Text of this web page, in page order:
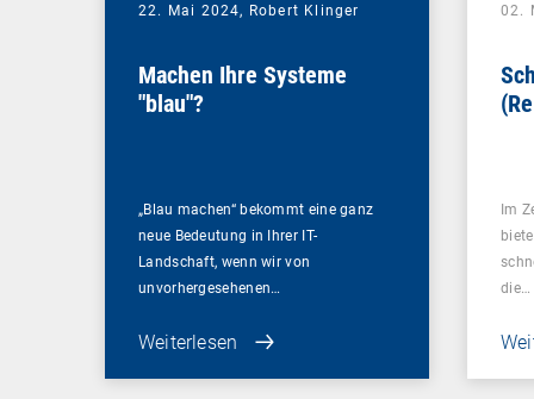
22. Mai 2024, Robert Klinger
Machen Ihre Systeme
"blau"?
„Blau machen“ bekommt eine ganz
neue Bedeutung in Ihrer IT-
Landschaft, wenn wir von
unvorhergesehenen…
Weiterlesen
02.
Im
die…